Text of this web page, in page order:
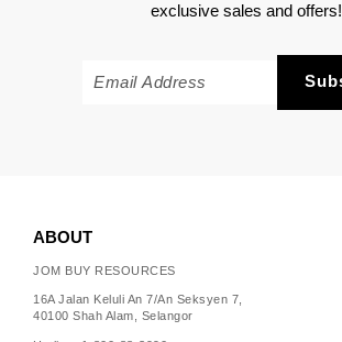
exclusive sales and offers!
ABOUT
JOM BUY RESOURCES
16A Jalan Keluli An 7/An Seksyen 7,
40100 Shah Alam, Selangor